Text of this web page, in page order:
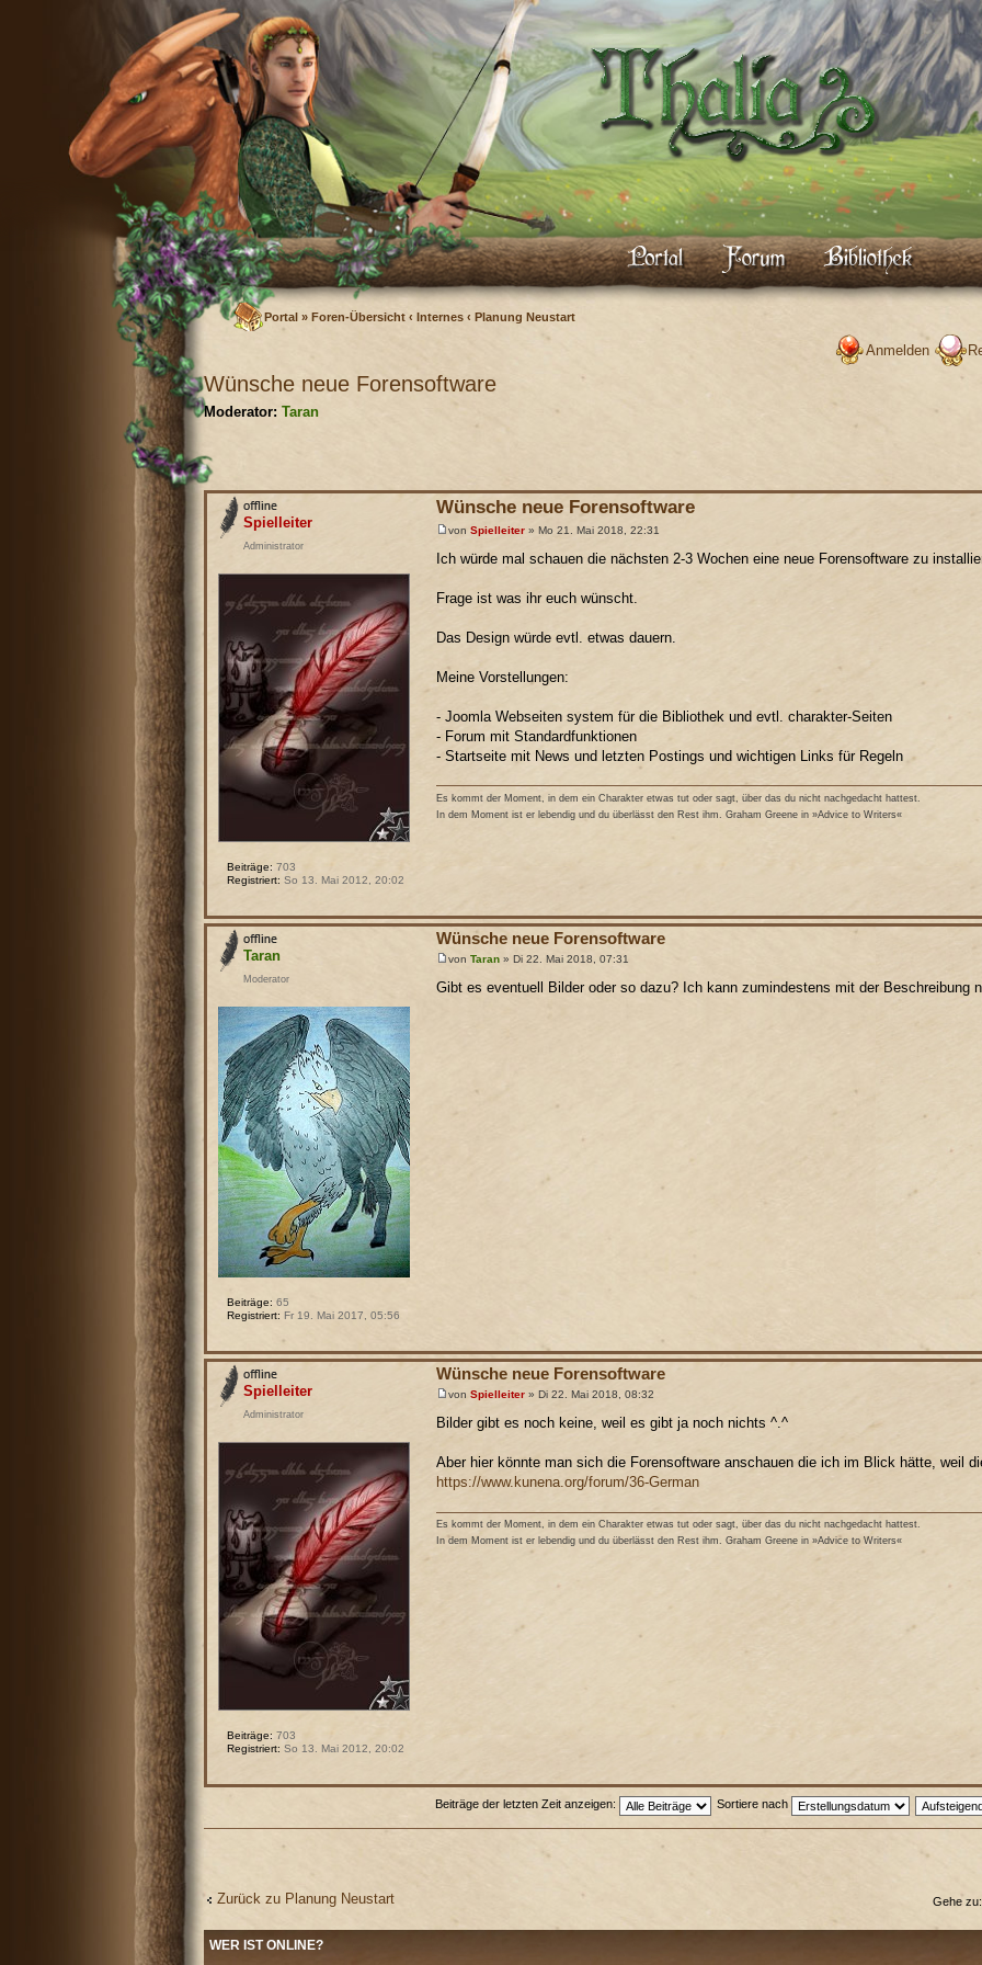
Portal » Foren-Übersicht ‹ Internes ‹ Planung Neustart
Anmelden
Wünsche neue Forensoftware
Moderator: Taran
Wünsche neue Forensoftware
von Spielleiter» Mo 21. Mai 2018, 22:31
Ich würde mal schauen die nächsten 2-3 Wochen eine neue Forensoftware zu
Frage ist was ihr euch wünscht.
Das Design würde evtl. etwas dauern.
Meine Vorstellungen:
- Joomla Webseiten system für die Bibliothek und evtl. charakter-Seiten
- Forum mit Standardfunktionen
- Startseite mit News und letzten Postings und wichtigen Links für Regeln
Es kommt der Moment, in dem ein Charakter etwas tut oder sagt, über das du nicht nachgedacht hattest.
In dem Moment ist er lebendig und du überlässt den Rest ihm. Graham Greene in »Advice to Writers«
Spielleiter
Administrator
Beiträge: 703
Registriert: So 13. Mai 2012, 20:02
Wünsche neue Forensoftware
von Taran» Di 22. Mai 2018, 07:31
Gibt es eventuell Bilder oder so dazu? Ich kann zumindestens mit der Beschreibung
Taran
Moderator
Beiträge: 65
Registriert: Fr 19. Mai 2017, 05:56
Wünsche neue Forensoftware
von Spielleiter» Di 22. Mai 2018, 08:32
Bilder gibt es noch keine, weil es gibt ja noch nichts ^.^
Aber hier könnte man sich die Forensoftware anschauen die ich im Blick hätte, weil
https://www.kunena.org/forum/36-German
Es kommt der Moment, in dem ein Charakter etwas tut oder sagt, über das du nicht nachgedacht hattest.
In dem Moment ist er lebendig und du überlässt den Rest ihm. Graham Greene in »Advice to Writers«
Spielleiter
Administrator
Beiträge: 703
Registriert: So 13. Mai 2012, 20:02
Beiträge der letzten Zeit anzeigen: Sortiere nach
Zurück zu Planung Neustart Gehe zu:
WER IST ONLINE?